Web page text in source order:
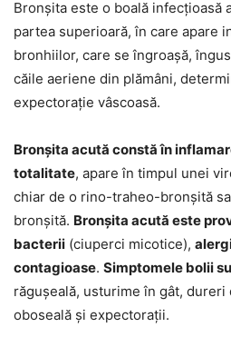
Bronșita este o boală infecțioasă
partea superioară, în care apare
bronhiilor, care se îngroașă,
căile aeriene din plămâni,
expectorație vâscoasă.
Bronșita acută constă în
totalitate, apare în timpul unei
chiar de o rino-traheo-bronșită
bronșită. Bronșita acută este
bacterii (ciuperci micotice),
contagioase. Simptomele bolii
răgușeală, usturime în gât, dureri
oboseală și expectorații.